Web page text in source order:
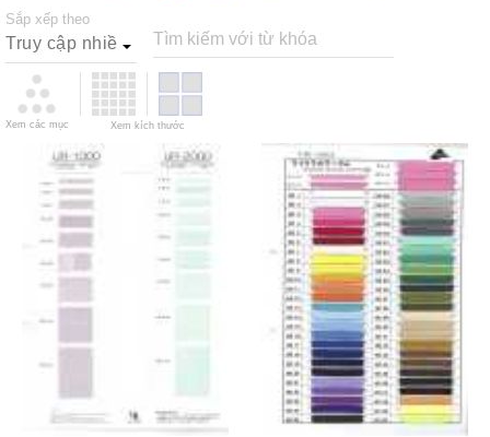
Sắp xếp theo
Tìm kiếm với từ khóa
Xem các mục Xem kích thước